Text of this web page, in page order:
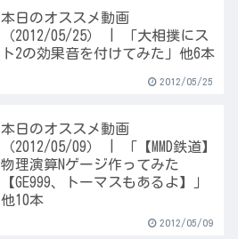
本日のオススメ動画
（2012/05/25） | 「大相撲にス
ト2の効果音を付けてみた」他6本
2012/05/25
本日のオススメ動画
（2012/05/09） | 「【MMD鉄道】
物理演算Nゲージ作ってみた
【GE999、トーマスもあるよ】」
他10本
2012/05/09